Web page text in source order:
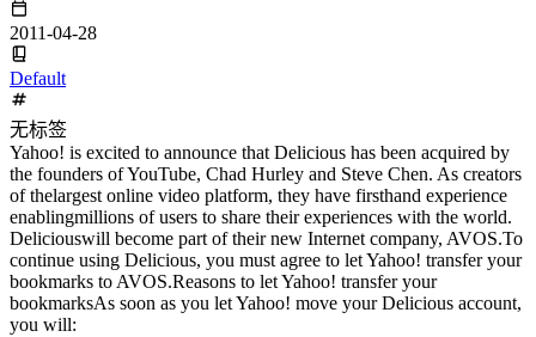
2011-04-28
Default
无标签
Yahoo! is excited to announce that Delicious has been acquired by
the founders of YouTube, Chad Hurley and Steve Chen. As creators
of thelargest online video platform, they have firsthand experience
enablingmillions of users to share their experiences with the world.
Deliciouswill become part of their new Internet company, AVOS.To
continue using Delicious, you must agree to let Yahoo! transfer your
bookmarks to AVOS.Reasons to let Yahoo! transfer your
bookmarksAs soon as you let Yahoo! move your Delicious account,
you will: